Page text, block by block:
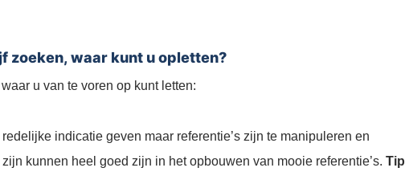
zoeken, waar kunt u opletten?
u van te voren op kunt letten:
indicatie geven maar referentie’s zijn te manipuleren en
kunnen heel goed zijn in het opbouwen van mooie referentie’s. Tip